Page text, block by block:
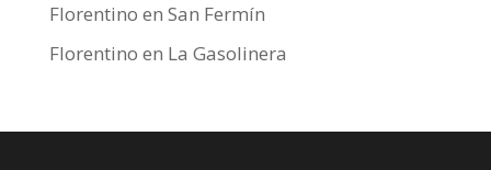
Florentino en San Fermín
Florentino en La Gasolinera